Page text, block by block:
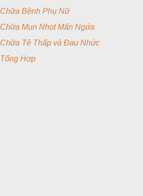
Chữa Bệnh Phụ Nữ
Chữa Mụn Nhọt Mẩn Ngứa
Chữa Tê Thấp và Đau Nhức
Tổng Hợp